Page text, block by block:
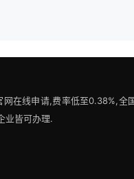
网在线申请,费率低至0.38%,全
业皆可办理.